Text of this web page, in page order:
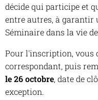
décide qui participe et
entre autres, à garantir
Séminaire dans la vie
Pour l'inscription, vous
correspondant, puis
le 26 octobre, date de
exception.